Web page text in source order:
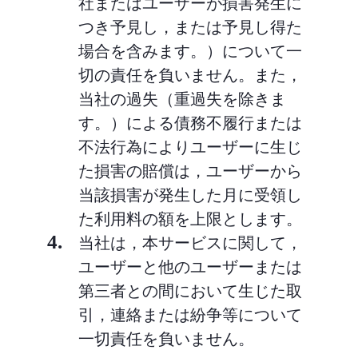
つき予見し，または予見し得た
場合を含みます。）について一
切の責任を負いません。また，
当社の過失（重過失を除きま
す。）による債務不履行または
不法行為によりユーザーに生じ
た損害の賠償は，ユーザーから
当該損害が発生した月に受領し
た利用料の額を上限とします。
4.
当社は，本サービスに関して，
ユーザーと他のユーザーまたは
第三者との間において生じた取
引，連絡または紛争等について
一切責任を負いません。